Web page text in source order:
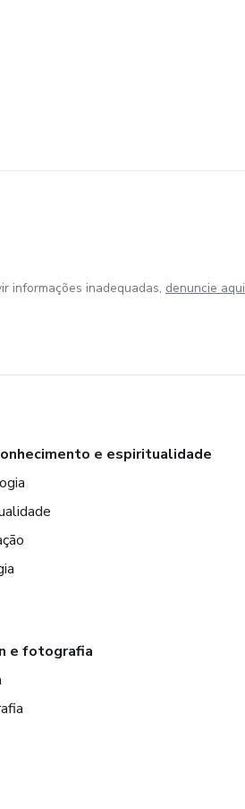
informações inadequadas, denuncie aqui
e espiritualidade
e fotografia